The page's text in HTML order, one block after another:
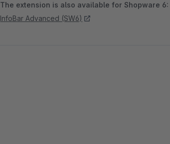
The extension is also available for Shopware 6:
InfoBar Advanced (SW6)